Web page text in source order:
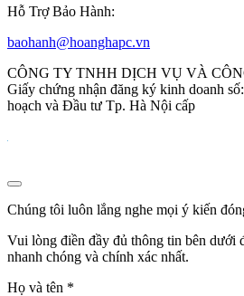
Hỗ Trợ Bảo Hành:
baohanh@hoanghapc.vn
CÔNG TY TNHH DỊCH VỤ VÀ
Giấy chứng nhận đăng ký kinh doanh
hoạch và Đầu tư Tp. Hà Nội cấp
Chúng tôi luôn lắng nghe mọi ý kiến
Vui lòng điền đầy đủ thông tin bên dưới
nhanh chóng và chính xác nhất.
Họ và tên *